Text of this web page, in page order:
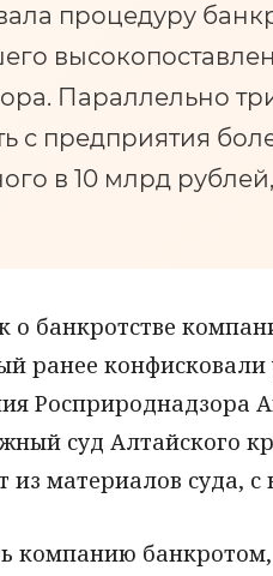
процедуру
Параллельно
с предприятия
в 10 млрд
о банкротстве
ранее
Росприроднадзора
суд Алтайского
из материалов суда,
компанию